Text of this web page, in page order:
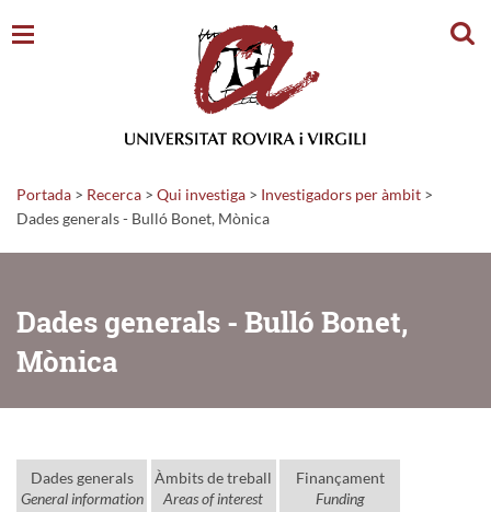
Portada > Recerca > Qui investiga > Investigadors per àmbit >
Dades generals - Bulló Bonet, Mònica
Dades generals - Bulló Bonet,
Mònica
Dades generals
General information
Àmbits de treball
Areas of interest
Finançament
Funding